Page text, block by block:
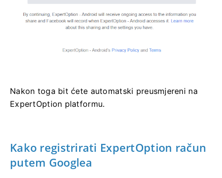
Nakon toga bit ćete automatski preusmjereni na
ExpertOption platformu.
Kako registrirati ExpertOption račun
putem Googlea